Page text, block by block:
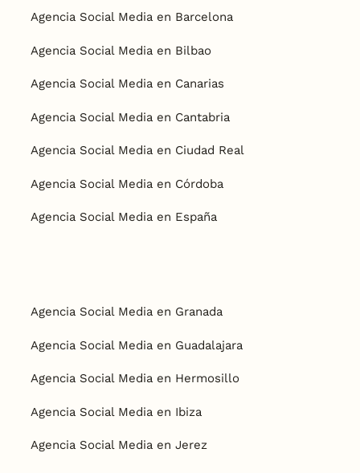
Agencia Social Media en Barcelona
Agencia Social Media en Bilbao
Agencia Social Media en Canarias
Agencia Social Media en Cantabria
Agencia Social Media en Ciudad Real
Agencia Social Media en Córdoba
Agencia Social Media en España
Agencia Social Media en Granada
Agencia Social Media en Guadalajara
Agencia Social Media en Hermosillo
Agencia Social Media en Ibiza
Agencia Social Media en Jerez